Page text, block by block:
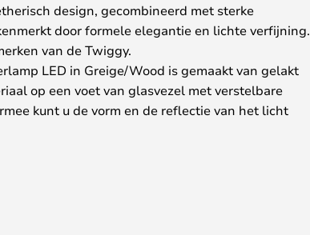
design, gecombineerd met sterke
door formele elegantie en lichte verfijning.
van de Twiggy.
LED in Greige/Wood is gemaakt van gelakt
op een voet van glasvezel met verstelbare
kunt u de vorm en de reflectie van het licht
ook de esthetische uitstraling van de lampen in de